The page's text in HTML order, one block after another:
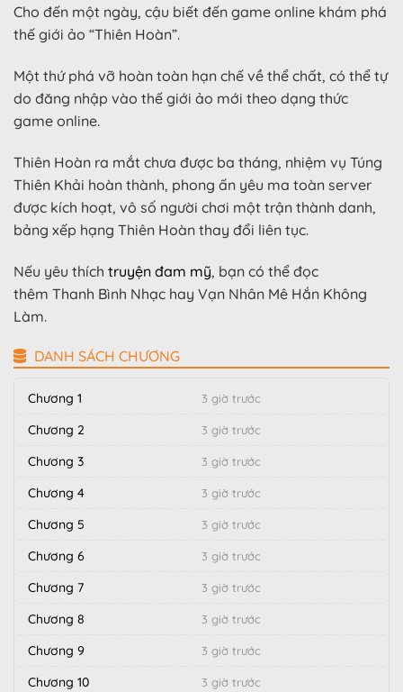
Cho đến một ngày, cậu biết đến game online khám phá
thế giới ảo “Thiên Hoàn”.
Một thứ phá vỡ hoàn toàn hạn chế về thể chất, có thể tự
do đăng nhập vào thế giới ảo mới theo dạng thức
game online.
Thiên Hoàn ra mắt chưa được ba tháng, nhiệm vụ Túng
Thiên Khải hoàn thành, phong ấn yêu ma toàn server
được kích hoạt, vô số người chơi một trận thành danh,
bảng xếp hạng Thiên Hoàn thay đổi liên tục.
Nếu yêu thích truyện đam mỹ, bạn có thể đọc
thêm Thanh Bình Nhạc hay Vạn Nhân Mê Hắn Không
Làm.
DANH SÁCH CHƯƠNG
Chương 1 3 giờ trước
Chương 2 3 giờ trước
Chương 3 3 giờ trước
Chương 4 3 giờ trước
Chương 5 3 giờ trước
Chương 6 3 giờ trước
Chương 7 3 giờ trước
Chương 8 3 giờ trước
Chương 9 3 giờ trước
Chương 10 3 giờ trước